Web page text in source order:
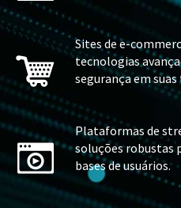
Sites de e-
tecnologias
segurança em
Plataformas de
soluções robustas
bases de usuários.